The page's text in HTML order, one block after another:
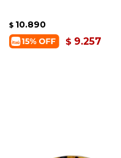
$ 10.890
$ 9.257